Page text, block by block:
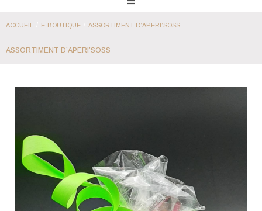
ASSORTIMENT D’APERI’SOSS
ACCUEIL E-BOUTIQUE ASSORTIMENT D’APERI’SOSS